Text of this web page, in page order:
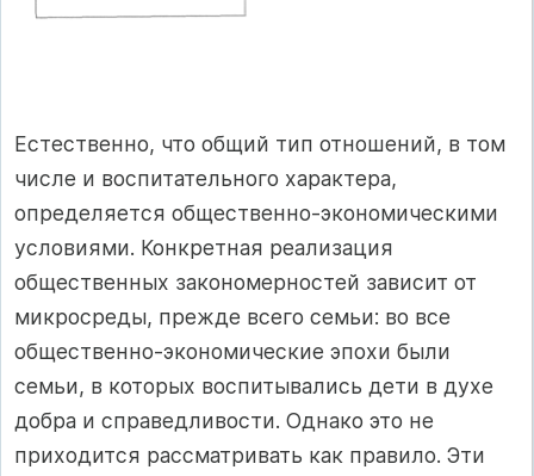
Естественно, что общий тип отношений, в том
числе и воспитательного характера,
определяется общественно-экономическими
условиями. Конкретная реализация
общественных закономерностей зависит от
микросреды, прежде всего семьи: во все
общественно-экономические эпохи были
семьи, в которых воспитывались дети в духе
добра и справедливости. Однако это не
приходится рассматривать как правило. Эти